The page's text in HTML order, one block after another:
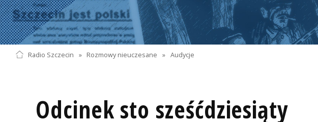
Radio Szczecin » Rozmowy nieuczesane » Audycje
Odcinek sto sześćdziesiąty